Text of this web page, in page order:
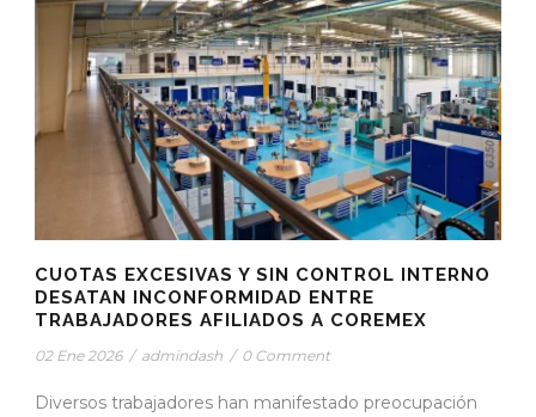
CUOTAS EXCESIVAS Y SIN CONTROL INTERNO
DESATAN INCONFORMIDAD ENTRE
TRABAJADORES AFILIADOS A COREMEX
02 Ene 2026 / admindash / 0 Comment
Diversos trabajadores han manifestado preocupación